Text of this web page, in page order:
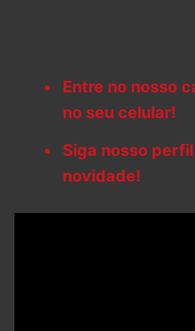
Entre no nosso
no seu celular!
Siga nosso
novidade!